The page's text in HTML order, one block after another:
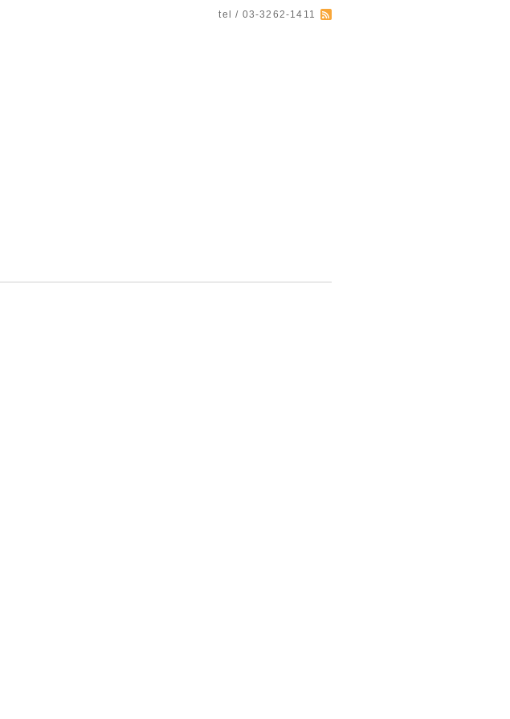
tel / 03-3262-1411